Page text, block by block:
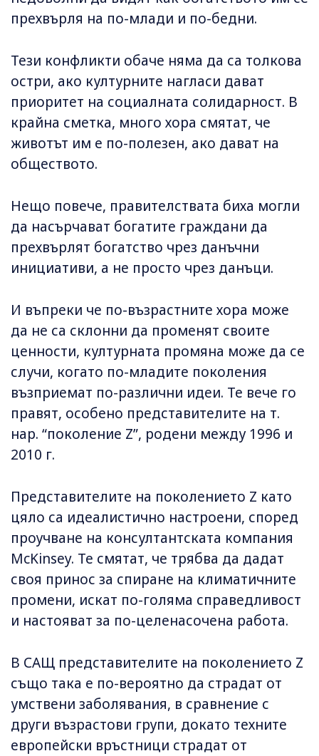
прехвърля на по-млади и по-бедни.
Тези конфликти обаче няма да са толкова
остри, ако културните нагласи дават
приоритет на социалната солидарност. В
крайна сметка, много хора смятат, че
животът им е по-полезен, ако дават на
обществото.
Нещо повече, правителствата биха могли
да насърчават богатите граждани да
прехвърлят богатство чрез данъчни
инициативи, а не просто чрез данъци.
И въпреки че по-възрастните хора може
да не са склонни да променят своите
ценности, културната промяна може да се
случи, когато по-младите поколения
възприемат по-различни идеи. Те вече го
правят, особено представителите на т.
нар. “поколение Z”, родени между 1996 и
2010 г.
Представителите на поколението Z като
цяло са идеалистично настроени, според
проучване на консултантската компания
McKinsey. Те смятат, че трябва да дадат
своя принос за спиране на климатичните
промени, искат по-голяма справедливост
и настояват за по-целенасочена работа.
В САЩ представителите на поколението Z
също така е по-вероятно да страдат от
умствени заболявания, в сравнение с
други възрастови групи, докато техните
европейски връстници страдат от